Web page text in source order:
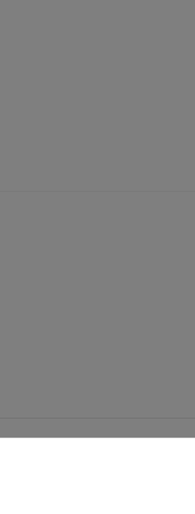
également